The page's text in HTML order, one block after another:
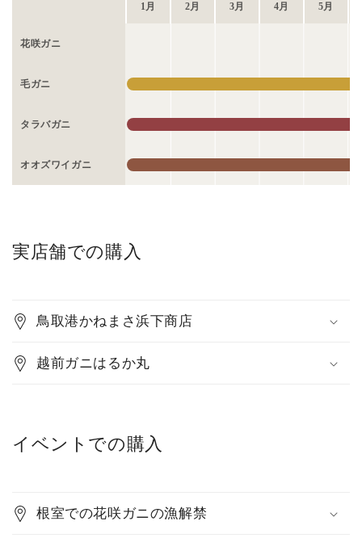
1月 2月 3月 4月 5月
花咲ガニ
毛ガニ
タラバガニ
オオズワイガニ
実店舗での購入
鳥取港かねまさ浜下商店
越前ガニはるか丸
イベントでの購入
根室での花咲ガニの漁解禁